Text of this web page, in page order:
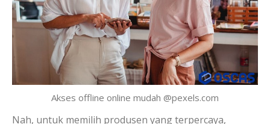
Akses offline online mudah @pexels.com
Nah, untuk memilih produsen yang terpercaya,